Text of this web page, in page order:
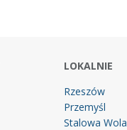
LOKALNIE
Rzeszów
Przemyśl
Stalowa Wola